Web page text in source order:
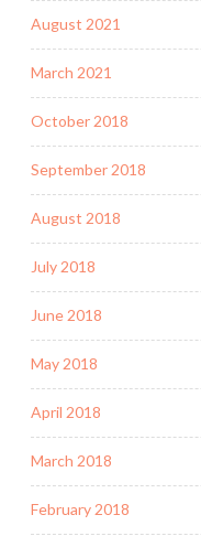
August 2021
March 2021
October 2018
September 2018
August 2018
July 2018
June 2018
May 2018
April 2018
March 2018
February 2018